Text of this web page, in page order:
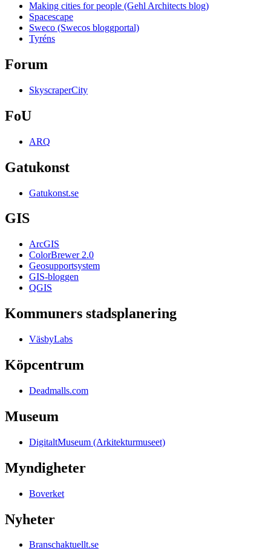
Making cities for people (Gehl Architects blog)
Spacescape
Sweco (Swecos bloggportal)
Tyréns
Forum
SkyscraperCity
FoU
ARQ
Gatukonst
Gatukonst.se
GIS
ArcGIS
ColorBrewer 2.0
Geosupportsystem
GIS-bloggen
QGIS
Kommuners stadsplanering
VäsbyLabs
Köpcentrum
Deadmalls.com
Museum
DigitaltMuseum (Arkitekturmuseet)
Myndigheter
Boverket
Nyheter
Branschaktuellt.se